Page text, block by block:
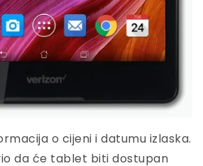
o cijeni i datumu izlaska.
da će tablet biti dostupan